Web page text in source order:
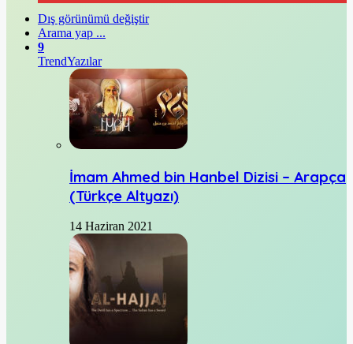
Dış görünümü değiştir
Arama yap ...
9
TrendYazılar
İmam Ahmed bin Hanbel Dizisi – Arapça
(Türkçe Altyazı)
14 Haziran 2021